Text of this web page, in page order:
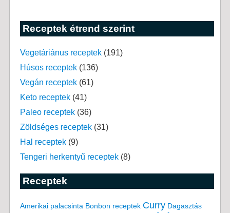
Receptek étrend szerint
Vegetáriánus receptek(191)
Húsos receptek(136)
Vegán receptek(61)
Keto receptek(41)
Paleo receptek(36)
Zöldséges receptek(31)
Hal receptek(9)
Tengeri herkentyű receptek(8)
Receptek
Amerikai palacsinta Bonbon receptek Curry Dagasztás